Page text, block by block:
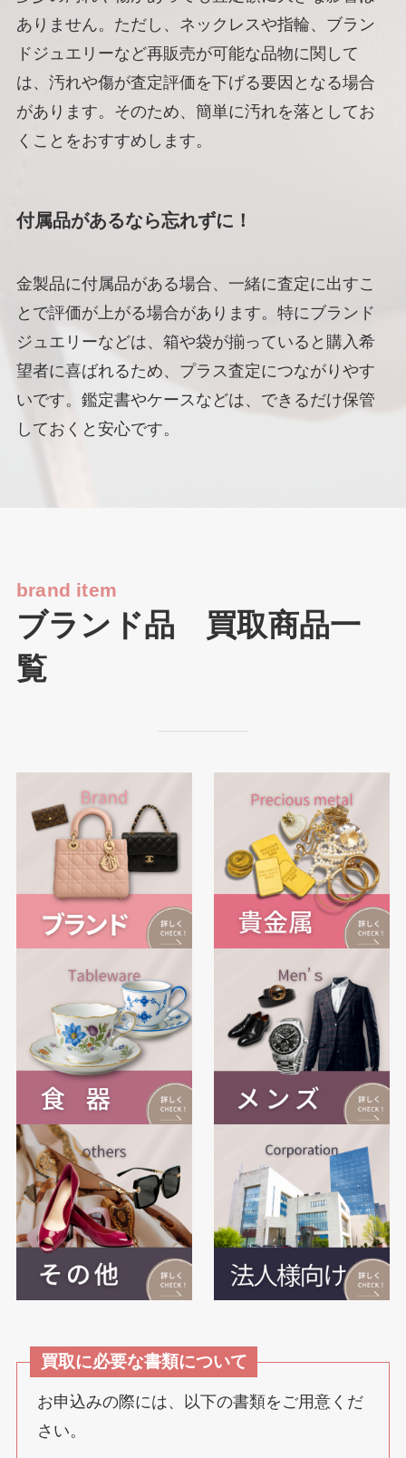
ありません。ただし、ネックレスや指輪、ブラン
ドジュエリーなど再販売が可能な品物に関して
は、汚れや傷が査定評価を下げる要因となる場合
があります。そのため、簡単に汚れを落としてお
くことをおすすめします。
付属品があるなら忘れずに！
金製品に付属品がある場合、一緒に査定に出すこ
とで評価が上がる場合があります。特にブランド
ジュエリーなどは、箱や袋が揃っていると購入希
望者に喜ばれるため、プラス査定につながりやす
いです。鑑定書やケースなどは、できるだけ保管
しておくと安心です。
brand item
ブランド品 買取商品一
覧
買取に必要な書類について
お申込みの際には、以下の書類をご用意くだ
さい。